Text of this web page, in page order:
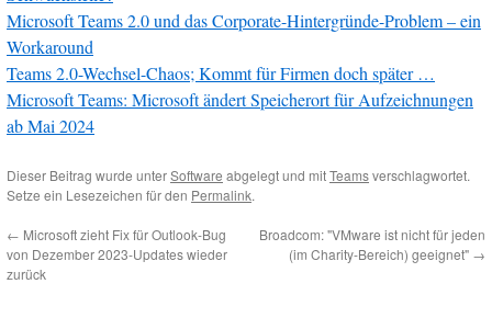
Microsoft Teams 2.0 und das Corporate-Hintergründe-Problem – ein
Workaround
Teams 2.0-Wechsel-Chaos; Kommt für Firmen doch später …
Microsoft Teams: Microsoft ändert Speicherort für Aufzeichnungen
ab Mai 2024
Dieser Beitrag wurde unterSoftware abgelegt und mitTeamsverschlagwortet.
Setze ein Lesezeichen für den Permalink.
← Microsoft zieht Fix für Outlook-Bug
von Dezember 2023-Updates wieder
zurück
Broadcom: "VMware ist nicht für jeden
(im Charity-Bereich) geeignet" →